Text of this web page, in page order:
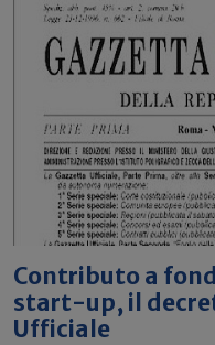
Contributo a
start-up, il
Ufficiale